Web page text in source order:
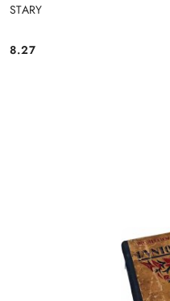
STARY
Cena:
8.27